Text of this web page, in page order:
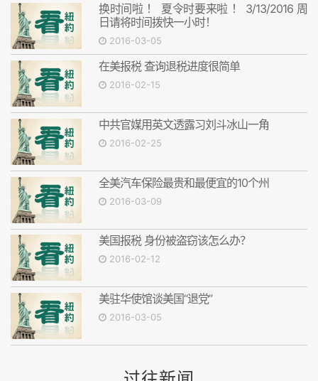
换时间啦 ！ 夏令时要来啦 ！ 3/13/2016 周
日请将时间拨快一小时！
2016-03-05
在美报税 查询退税进度很简单
2016-02-15
中共官媒用英文透露习刘斗冰山一角
2016-02-25
全美汽车保险最贵和最便宜的10个州
2016-03-09
美国报税 身份被盗窃该怎么办？
2016-02-12
美驻华使馆谈美国“退党”
2016-03-05